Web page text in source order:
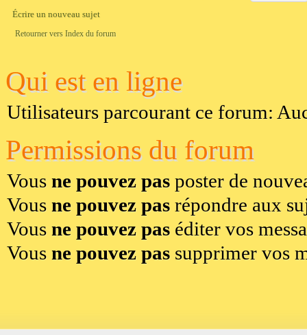
Écrire un nouveau sujet
Retourner vers Index du forum
Qui est en ligne
Utilisateurs parcourant ce forum:
Permissions du forum
Vous ne pouvez pas poster de
Vous ne pouvez pas répondre aux
Vous ne pouvez pas éditer vos
Vous ne pouvez pas supprimer vos